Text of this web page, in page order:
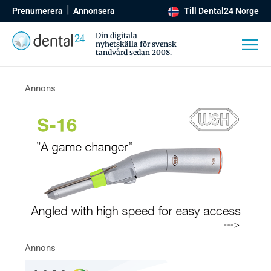
Prenumerera Annonsera Till Dental24 Norge
Din digitala
nyhetskälla för svensk
tandvård sedan 2008.